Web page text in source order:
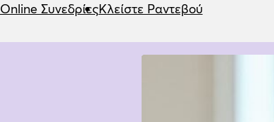
Online ΣυνεδρίεςΚλείστε Ραντεβού